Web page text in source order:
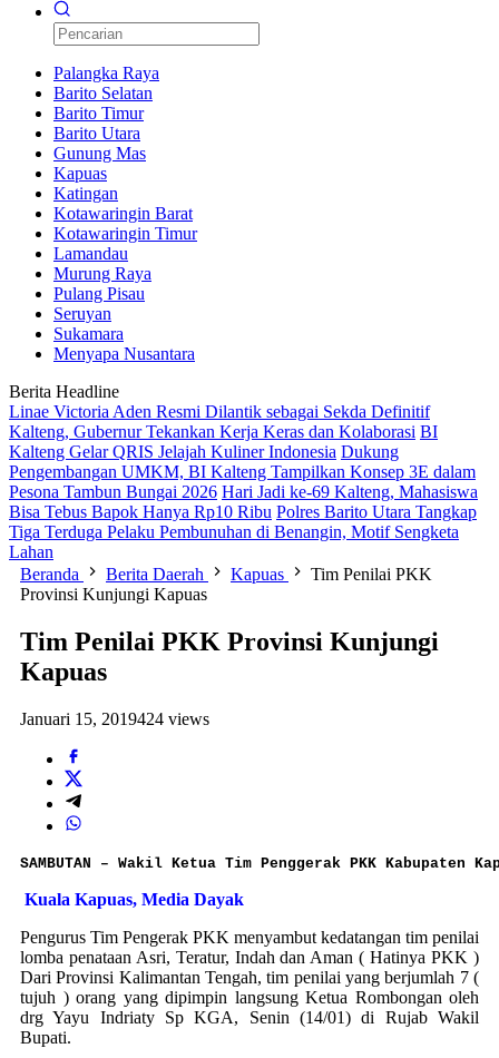
Palangka Raya
Barito Selatan
Barito Timur
Barito Utara
Gunung Mas
Kapuas
Katingan
Kotawaringin Barat
Kotawaringin Timur
Lamandau
Murung Raya
Pulang Pisau
Seruyan
Sukamara
Menyapa Nusantara
Berita Headline
Linae Victoria Aden Resmi Dilantik sebagai Sekda Definitif
Kalteng, Gubernur Tekankan Kerja Keras dan Kolaborasi BI
Kalteng Gelar QRIS Jelajah Kuliner Indonesia Dukung
Pengembangan UMKM, BI Kalteng Tampilkan Konsep 3E dalam
Pesona Tambun Bungai 2026 Hari Jadi ke-69 Kalteng, Mahasiswa
Bisa Tebus Bapok Hanya Rp10 Ribu Polres Barito Utara Tangkap
Tiga Terduga Pelaku Pembunuhan di Benangin, Motif Sengketa
Lahan
Beranda
Berita Daerah Kapuas
Tim Penilai PKK
Provinsi Kunjungi Kapuas
Tim Penilai PKK Provinsi Kunjungi
Kapuas
Januari 15, 2019424 views
SAMBUTAN – Wakil Ketua Tim Penggerak PKK Kabupaten
Kuala Kapuas, Media Dayak
Pengurus Tim Pengerak PKK menyambut kedatangan tim penilai
lomba penataan Asri, Teratur, Indah dan Aman ( Hatinya PKK )
Dari Provinsi Kalimantan Tengah, tim penilai yang berjumlah 7 (
tujuh ) orang yang dipimpin langsung Ketua Rombongan oleh
drg Yayu Indriaty Sp KGA, Senin (14/01) di Rujab Wakil
Bupati.